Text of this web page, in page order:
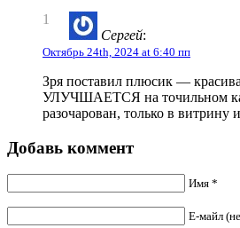
1
Сергей:
Октябрь 24th, 2024 at 6:40 пп
Зря поставил плюсик —
УЛУЧШАЕТСЯ на точильном
разочарован, только в витрину
Добавь коммент
Имя *
Е-майл